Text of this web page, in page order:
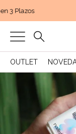
Plazos
OUTLET